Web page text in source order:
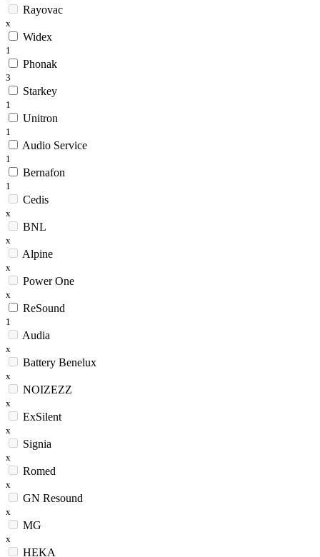
Rayovac
x
Widex
1
Phonak
3
Starkey
1
Unitron
1
Audio Service
1
Bernafon
1
Cedis
x
BNL
x
Alpine
x
Power One
x
ReSound
1
Audia
x
Battery Benelux
x
NOIZEZZ
x
ExSilent
x
Signia
x
Romed
x
GN Resound
x
MG
x
HEKA